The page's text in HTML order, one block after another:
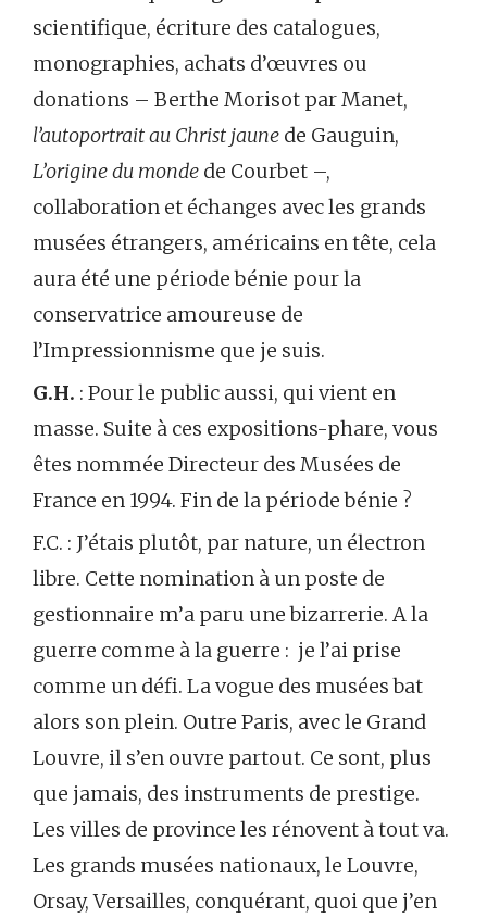
scientifique, écriture des catalogues,
monographies, achats d’œuvres ou
donations – Berthe Morisot par Manet,
l’autoportrait au Christ jaune de Gauguin,
L’origine du monde de Courbet –,
collaboration et échanges avec les grands
musées étrangers, américains en tête, cela
aura été une période bénie pour la
conservatrice amoureuse de
l’Impressionnisme que je suis.
G.H. : Pour le public aussi, qui vient en
masse. Suite à ces expositions-phare, vous
êtes nommée Directeur des Musées de
France en 1994. Fin de la période bénie ?
F.C. : J’étais plutôt, par nature, un électron
libre. Cette nomination à un poste de
gestionnaire m’a paru une bizarrerie. A la
guerre comme à la guerre : je l’ai prise
comme un défi. La vogue des musées bat
alors son plein. Outre Paris, avec le Grand
Louvre, il s’en ouvre partout. Ce sont, plus
que jamais, des instruments de prestige.
Les villes de province les rénovent à tout va.
Les grands musées nationaux, le Louvre,
Orsay, Versailles, conquérant, quoi que j’en